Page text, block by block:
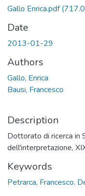
Gallo Enrica.pdf
Date
2013-01-29
Authors
Gallo, Enrica
Bausi, Francesco
Description
Dottorato di ricerca in
dell'interpretazione,
Keywords
Petrarca, Francesco.